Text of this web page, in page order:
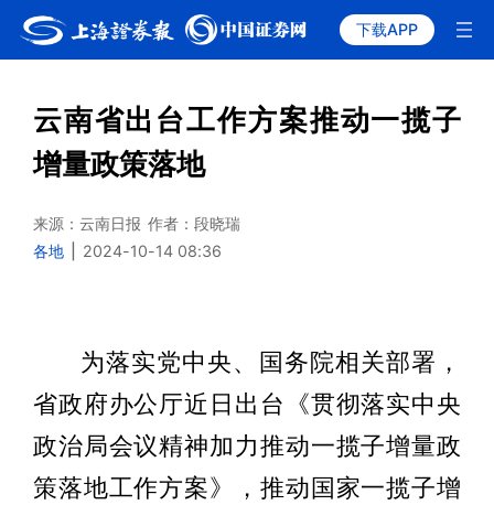
下载APP
云南省出台工作方案推动一揽子
增量政策落地
来源：云南日报 作者：段晓瑞
各地
2024-10-14 08:36
为落实党中央、国务院相关部署，
省政府办公厅近日出台《贯彻落实中央
政治局会议精神加力推动一揽子增量政
策落地工作方案》，推动国家一揽子增